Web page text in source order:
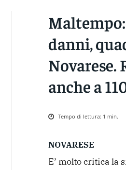
danni,
Novarese.
anche a
Tempo di lettura: 1 min.
NOVARESE
E’ molto critica la